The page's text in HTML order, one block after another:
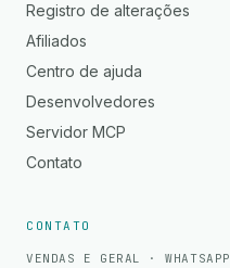
Registro de alterações
Afiliados
Centro de ajuda
Desenvolvedores
Servidor MCP
Contato
CONTATO
VENDAS E GERAL · WHATSAPP